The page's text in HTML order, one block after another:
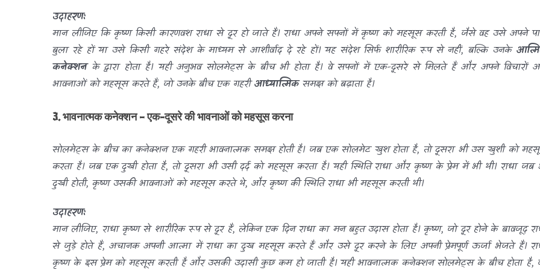
उदाहरण:
मान लीजिए कि कृष्ण किसी कारणवश राधा से दूर हो जाते हैं। राधा अपने सपनों में कृष्ण को महसूस करती है, जैसे वह उसे अपने
बुला रहे हों या उसे किसी गहरे संदेश के माध्यम से आशीर्वाद दे रहे हों। यह संदेश सिर्फ शारीरिक रूप से नहीं, बल्कि उनके
कनेक्शनके द्वारा होता है। यही अनुभव सोलमेट्स के बीच भी होता है। वे सपनों में एक-दूसरे से मिलते हैं और अपने विचारों
भावनाओं को महसूस करते हैं, जो उनके बीच एक गहरीआध्यात्मिकसमझ को बढ़ाता है।
3. भावनात्मक कनेक्शन – एक-दूसरे की भावनाओं को महसूस करना
सोलमेट्स के बीच का कनेक्शन एक गहरी भावनात्मक समझ होती है। जब एक सोलमेट खुश होता है, तो दूसरा भी उस खुशी को
करता है। जब एक दुखी होता है, तो दूसरा भी उसी दर्द को महसूस करता है। यही स्थिति राधा और कृष्ण के प्रेम में भी थी। राधा जब
दुखी होती, कृष्ण उसकी भावनाओं को महसूस करते थे, और कृष्ण की स्थिति राधा भी महसूस करती थी।
उदाहरण:
मान लीजिए, राधा कृष्ण से शारीरिक रूप से दूर हैं, लेकिन एक दिन राधा का मन बहुत उदास होता है। कृष्ण, जो दूर होने के बावजूद
से जुड़े होते हैं, अचानक अपनी आत्मा में राधा का दुख महसूस करते हैं और उसे दूर करने के लिए अपनी प्रेमपूर्ण ऊर्जा भेजते हैं।
कृष्ण के इस प्रेम को महसूस करती है और उसकी उदासी कुछ कम हो जाती है। यही भावनात्मक कनेक्शन सोलमेट्स के बीच होता है,